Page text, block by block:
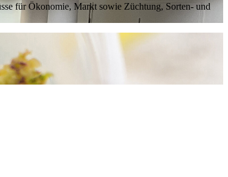
für Ökonomie, Markt sowie Züchtung, Sorten- und